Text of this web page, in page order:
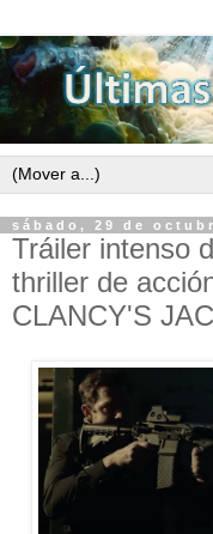
sábado, 29 de
Tráiler intenso
thriller de
CLANCY'S